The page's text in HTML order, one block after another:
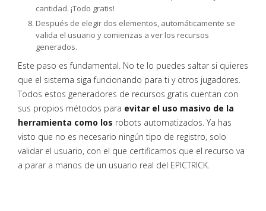
cantidad. ¡Todo gratis!
Después de elegir dos elementos, automáticamente se
valida el usuario y comienzas a ver los recursos
generados.
Este paso es fundamental. No te lo puedes saltar si quieres
que el sistema siga funcionando para ti y otros jugadores.
Todos estos generadores de recursos gratis cuentan con
sus propios métodos para evitar el uso masivo de la
herramienta como los robots automatizados. Ya has
visto que no es necesario ningún tipo de registro, solo
validar el usuario, con el que certificamos que el recurso va
a parar a manos de un usuario real del EPICTRICK.